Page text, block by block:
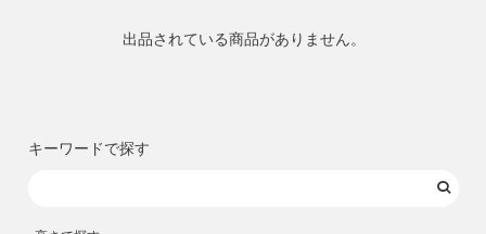
出品されている商品がありません。
キーワードで探す